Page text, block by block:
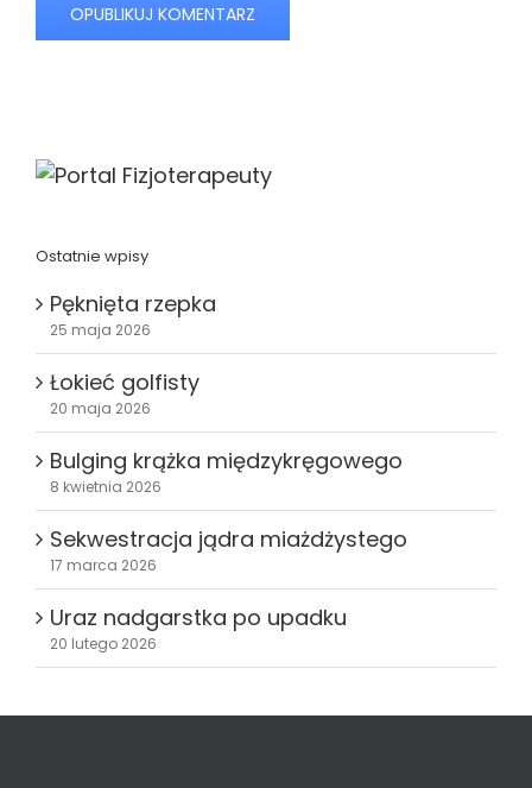
Ostatnie wpisy
Pęknięta rzepka
25 maja 2026
Łokieć golfisty
20 maja 2026
Bulging krążka międzykręgowego
8 kwietnia 2026
Sekwestracja jądra miażdżystego
17 marca 2026
Uraz nadgarstka po upadku
20 lutego 2026